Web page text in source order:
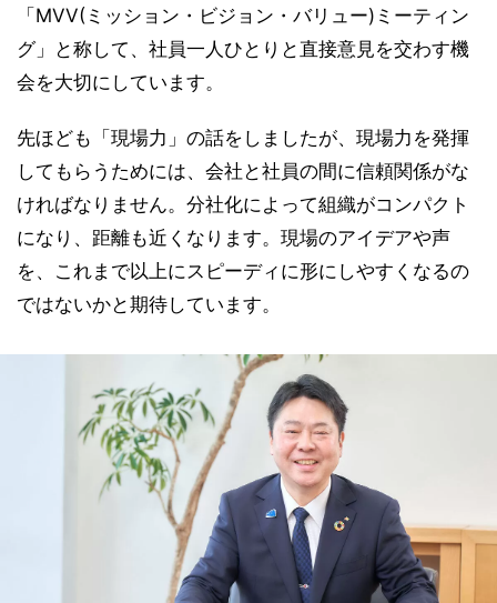
「MVV(ミッション・ビジョン・バリュー)ミーティン
グ」と称して、社員一人ひとりと直接意見を交わす機
会を大切にしています。
先ほども「現場力」の話をしましたが、現場力を発揮
してもらうためには、会社と社員の間に信頼関係がな
ければなりません。分社化によって組織がコンパクト
になり、距離も近くなります。現場のアイデアや声
を、これまで以上にスピーディに形にしやすくなるの
ではないかと期待しています。